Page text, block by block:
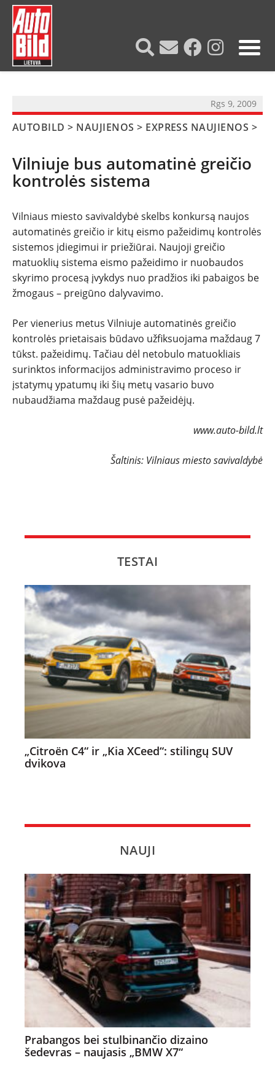
NAUJIENOS
TESTAI
NAUJI
NAUDOTI
REPORTAŽAI
SPORTAS
Rgs 9, 2009
AUTOBILD > NAUJIENOS > EXPRESS NAUJIENOS >
Vilniuje bus automatinė greičio
kontrolės sistema
Vilniaus miesto savivaldybė skelbs konkursą naujos
automatinės greičio ir kitų eismo pažeidimų kontrolės
sistemos įdiegimui ir priežiūrai. Naujoji greičio
matuoklių sistema eismo pažeidimo ir nuobaudos
skyrimo procesą įvykdys nuo pradžios iki pabaigos be
žmogaus – preigūno dalyvavimo.
Per vienerius metus Vilniuje automatinės greičio
kontrolės prietaisais būdavo užfiksuojama maždaug 7
tūkst. pažeidimų. Tačiau dėl netobulo matuokliais
surinktos informacijos administravimo proceso ir
įstatymų ypatumų iki šių metų vasario buvo
nubaudžiama maždaug pusė pažeidėjų.
www.auto-bild.lt
Šaltinis: Vilniaus miesto savivaldybė
TESTAI
„Citroën C4“ ir „Kia XCeed“: stilingų SUV
dvikova
NAUJI
Prabangos bei stulbinančio dizaino
šedevras – naujasis „BMW X7“